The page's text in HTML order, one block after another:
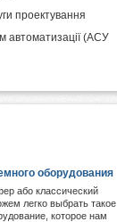
проектування
автоматизації (АСУ
оборудования
або классический
легко выбрать такое
которое нам